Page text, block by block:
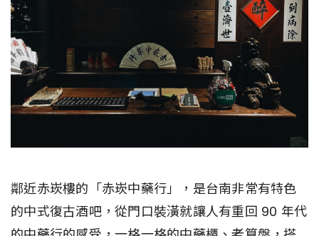
鄰近赤崁樓的「赤崁中藥行」，是台南非常有特色
的中式復古酒吧，從門口裝潢就讓人有重回 90 年代